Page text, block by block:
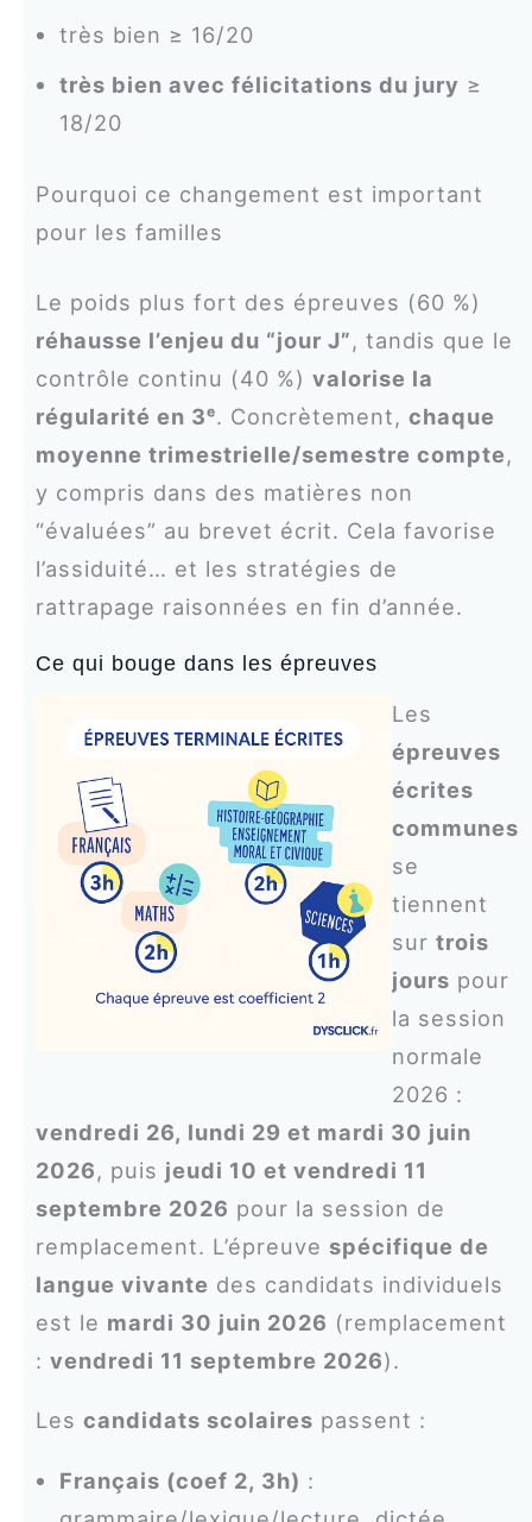
très bien ≥ 16/20
très bien avec félicitations du jury ≥
18/20
Pourquoi ce changement est important
pour les familles
Le poids plus fort des épreuves (60 %)
réhausse l’enjeu du “jour J”, tandis que le
contrôle continu (40 %) valorise la
régularité en 3ᵉ. Concrètement, chaque
moyenne trimestrielle/semestre compte,
y compris dans des matières non
“évaluées” au brevet écrit. Cela favorise
l’assiduité… et les stratégies de
rattrapage raisonnées en fin d’année.
Ce qui bouge dans les épreuves
Les
épreuves
écrites
communes
se
tiennent
sur trois
jours pour
la session
normale
2026 :
vendredi 26, lundi 29 et mardi 30 juin
2026, puis jeudi 10 et vendredi 11
septembre 2026 pour la session de
remplacement. L’épreuve spécifique de
langue vivante des candidats individuels
est le mardi 30 juin 2026 (remplacement
: vendredi 11 septembre 2026).
Les candidats scolaires passent :
Français (coef 2, 3h) :